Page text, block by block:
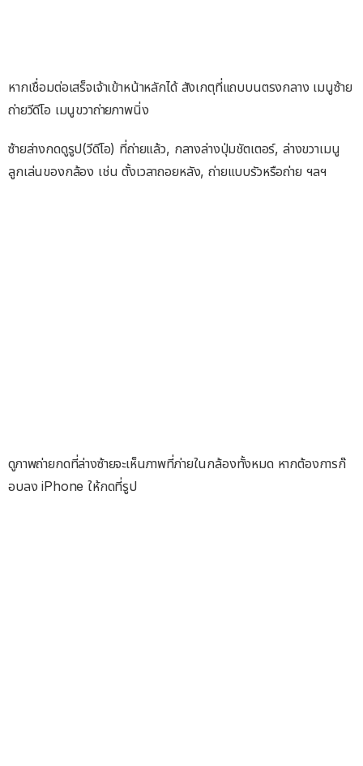
หากเชื่อมต่อเสร็จเจ้าเข้าหน้าหลักได้ สังเกตุที่แถบบนตรงกลาง เมนูซ้าย
ถ่ายวีดีโอ เมนูขวาถ่ายภาพนิ่ง
ซ้ายล่างกดดูรูป(วีดีโอ) ที่ถ่ายแล้ว, กลางล่างปุ่มชัตเตอร์, ล่างขวาเมนู
ลูกเล่นของกล้อง เช่น ตั้งเวลาถอยหลัง, ถ่ายแบบรัวหรือถ่าย ฯลฯ
ดูภาพถ่ายกดที่ล่างซ้ายจะเห็นภาพที่ภ่ายในกล้องทั้งหมด หากต้องการก๊
อบลง iPhone ให้กดที่รูป